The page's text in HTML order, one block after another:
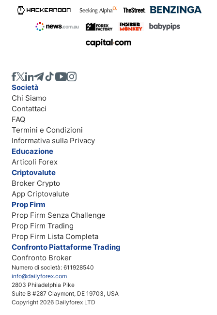
Numero di società: 611928540
info@dailyforex.com
2803 Philadelphia Pike
Suite B #287 Claymont, DE 19703, USA
Copyright 2026 Dailyforex LTD
Società
Chi Siamo
Contattaci
FAQ
Termini e Condizioni
Informativa sulla Privacy
Educazione
Articoli Forex
Criptovalute
Broker Crypto
App Criptovalute
Prop Firm
Prop Firm Senza Challenge
Prop Firm Trading
Prop Firm Lista Completa
Confronto Piattaforme Trading
Confronto Broker